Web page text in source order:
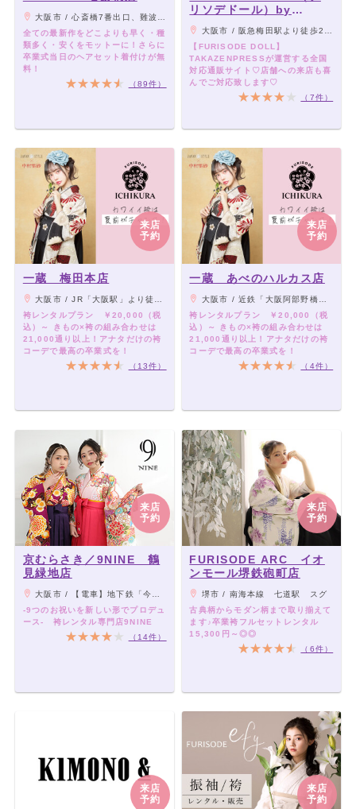
大阪市 / 心斎橋7番出口、難波駅25番出口から徒歩3分
全ての最新作をどこよりも早く・種
類多く・安くをモットーに！さらに
卒業式当日のヘアセット着付けが無
料！
（89件）
リソデドール）by
TAKAZEN [通販可]
大阪市 / 阪急梅田駅より徒歩2分・地下鉄梅田駅より徒歩3分
【FURISODE DOLL】
TAKAZENPRESSが運営する全国
対応通販サイト♡店舗への来店も喜
んでご対応致します♡
（7件）
来店
予約
一蔵 梅田本店
大阪市 / JR「大阪駅」より徒歩5分、各線「梅田駅」直結
袴レンタルプラン ￥20,000（税
込）～ きもの×袴の組み合わせは
21,000通り以上！アナタだけの袴
コーデで最高の卒業式を！
（13件）
来店
予約
一蔵 あべのハルカス店
大阪市 / 近鉄「大阪阿部野橋駅」、JR・地下鉄各線「天王寺駅」、阪堺上町線「天王寺駅前駅」 よりすぐ
袴レンタルプラン ￥20,000（税
込）～ きもの×袴の組み合わせは
21,000通り以上！アナタだけの袴
コーデで最高の卒業式を！
（4件）
来店
予約
京むらさき／9NINE 鶴
見緑地店
大阪市 / 【電車】地下鉄「今福鶴見駅」3番出口すぐ／【バス】市バス36系統で「鶴見西口」停留所下車
-9つのお祝いを新しい形でプロデュ
ース- 袴レンタル専門店9NINE
（14件）
来店
予約
FURISODE ARC イオ
ンモール堺鉄砲町店
堺市 / 南海本線 七道駅 スグ
古典柄からモダン柄まで取り揃えて
ます♪卒業袴フルセットレンタル
15,300円～◎◎
（6件）
来店
予約
来店
予約